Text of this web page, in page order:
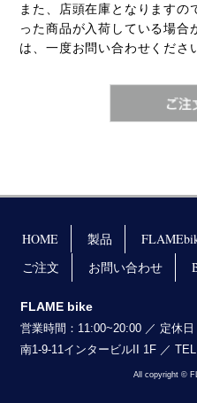
また、店頭在庫となりますの
った商品が入荷している場合
は、一度お問い合わせくださ
HOME 製品
ご注文
お問い合わせ
FLAME bike
営業時間：11:00~20:00 ／ 定休
南1-9-11インタービルII 1F ／
All copyright ©